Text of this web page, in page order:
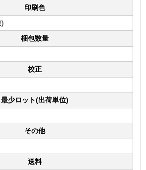
印刷色
)
梱包数量
校正
最少ロット(出荷単位)
その他
送料